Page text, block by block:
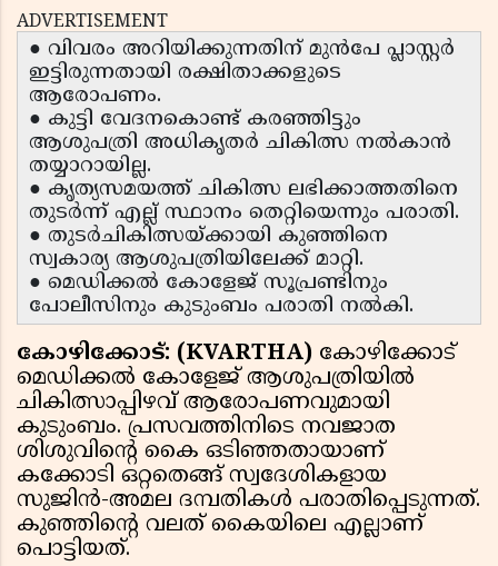
ADVERTISEMENT
● വിവരം അറിയിക്കുന്നതിന് മുൻപേ പ്ലാസ്റ്റർ
ഇട്ടിരുന്നതായി രക്ഷിതാക്കളുടെ
ആരോപണം.
● കുട്ടി വേദനകൊണ്ട് കരഞ്ഞിട്ടും
ആശുപത്രി അധികൃതർ ചികിത്സ നൽകാൻ
തയ്യാറായില്ല.
● കൃത്യസമയത്ത് ചികിത്സ ലഭിക്കാത്തതിനെ
തുടർന്ന് എല്ല് സ്ഥാനം തെറ്റിയെന്നും പരാതി.
● തുടർചികിത്സയ്ക്കായി കുഞ്ഞിനെ
സ്വകാര്യ ആശുപത്രിയിലേക്ക് മാറ്റി.
● മെഡിക്കൽ കോളേജ് സൂപ്രണ്ടിനും
പോലീസിനും കുടുംബം പരാതി നൽകി.
കോഴിക്കോട്: (KVARTHA) കോഴിക്കോട്
മെഡിക്കൽ കോളേജ് ആശുപത്രിയിൽ
ചികിത്സാപ്പിഴവ് ആരോപണവുമായി
കുടുംബം. പ്രസവത്തിനിടെ നവജാത
ശിശുവിൻ്റെ കൈ ഒടിഞ്ഞതായാണ്
കക്കോടി ഒറ്റതെങ്ങ് സ്വദേശികളായ
സുജിൻ-അമല ദമ്പതികൾ പരാതിപ്പെടുന്നത്.
കുഞ്ഞിൻ്റെ വലത് കൈയിലെ എല്ലാണ്
പൊട്ടിയത്.